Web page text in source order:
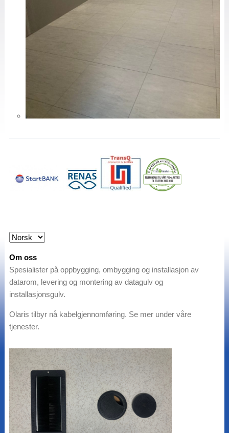
Om oss
Spesialister på oppbygging, ombygging og installasjon av
datarom, levering og montering av datagulv og
installasjonsgulv.
Olaris tilbyr nå kabelgjennomføring. Se mer under våre
tjenester.